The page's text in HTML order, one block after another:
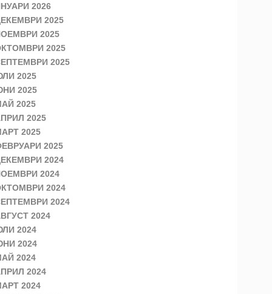
2026
2025
2025
2025
2025
2025
2025
2025
2025
2025
2025
2024
2024
2024
2024
2024
2024
2024
2024
2024
2024